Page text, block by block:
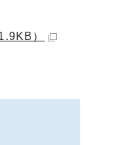
）